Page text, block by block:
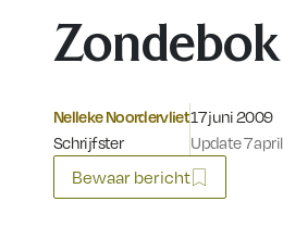
Zondebok
Nelleke Noordervliet
Schrijfster
Gepubliceerd
17 juni 2009
Update 7
Bewaar bericht